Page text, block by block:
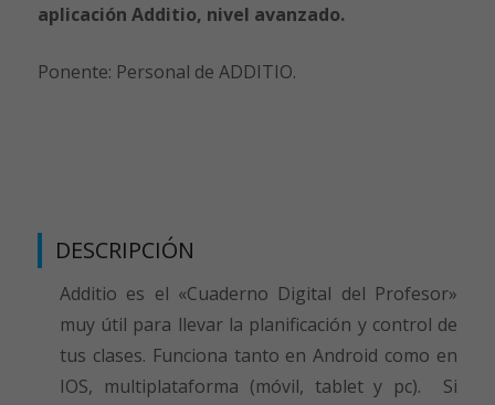
aplicación Additio, nivel avanzado.
Ponente: Personal de ADDITIO.
DESCRIPCIÓN
Additio es el «Cuaderno Digital del Profesor»
muy útil para llevar la planificación y control de
tus clases. Funciona tanto en Android como en
IOS, multiplataforma (móvil, tablet y pc). Si